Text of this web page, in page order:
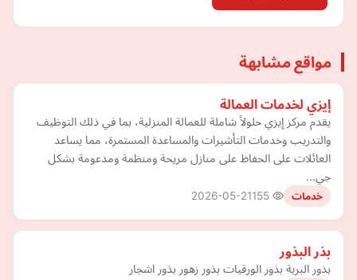
مواقع مشابهة
إيزي لخدمات العمالة
يقدم مركز إيزي حلولاً شاملة للعمالة المنزلية، بما في ذلك التوظيف
والتدريب وخدمات التأشيرات والمساعدة المستمرة، مما يساعد
العائلات على الحفاظ على منازل مريحة ومنظمة ومدعومة بشكل
جي…
خدمات 2026-05-21
بذر البذور
بذور البرية بذور الورقيات بذور زهور بذور اشجار